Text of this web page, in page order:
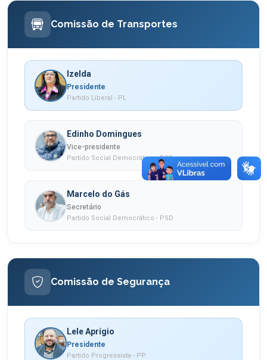
Comissão de Transportes
Izelda
Presidente
Partido Liberal - PL
Edinho Domingues
Vice-presidente
Partido Social Democrático - PSD
Marcelo do Gás
Secretário
Partido Social Democrático - PSD
Comissão de Segurança
Lele Aprígio
Presidente
Partido Progressista - PP